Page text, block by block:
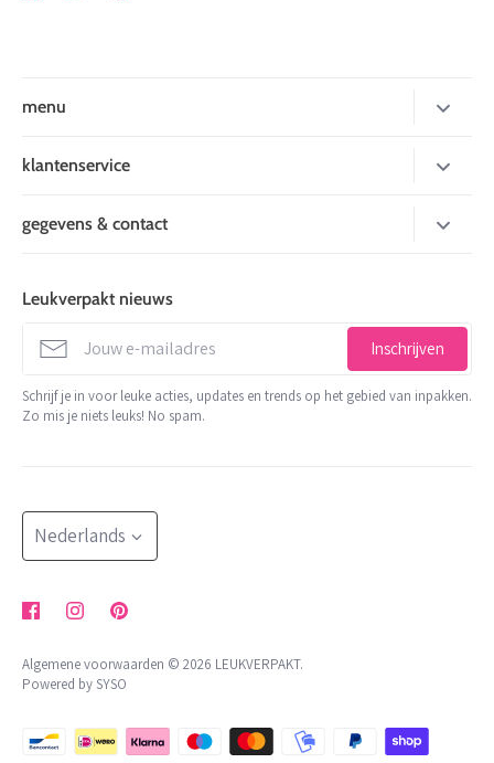
menu
kaarten
stationery
decoratie en koord
trakteren
shop op thema
blog
klantenservice
levertijd
contact
klachtenregeling
algemene voorwaarden
privacybeleid
gegevens & contact
de Factorij 10 J
info@leukverpakt.nl
KVK: 65801679
Bestellingen worden minimaal 2x per week verzonden
Leukverpakt nieuws
Inschrijven
Schrijf je in voor leuke acties, updates en trends op het gebied van inpakken.
Zo mis je niets leuks! No spam.
Taal
Nederlands
Algemene voorwaarden © 2026 LEUKVERPAKT.
Powered by SYSO